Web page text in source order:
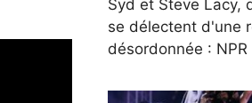
Syd et Steve Lacy,
se délectent d'une
désordonnée : NPR